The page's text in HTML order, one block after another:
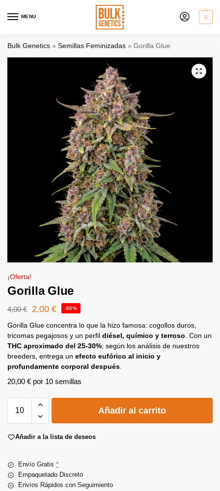
MENU 0
Bulk Genetics » Semillas Feminizadas » Gorilla Glue
¡Oferta!
Gorilla Glue
4,00€ 2,00 € -50%
Gorilla Glue concentra lo que la hizo famosa: cogollos duros,
tricomas pegajosos y un perfil diésel, químico y terroso. Con un
THC aproximado del 25-30%, según los análisis de nuestros
breeders, entrega un efecto eufórico al inicio y
profundamente corporal después.
20,00 € por 10 semillas
Añadir al carrito
Añadir a la lista de deseos
Envío Gratis *
Empaquetado Discreto
Envíos Rápidos con Seguimiento